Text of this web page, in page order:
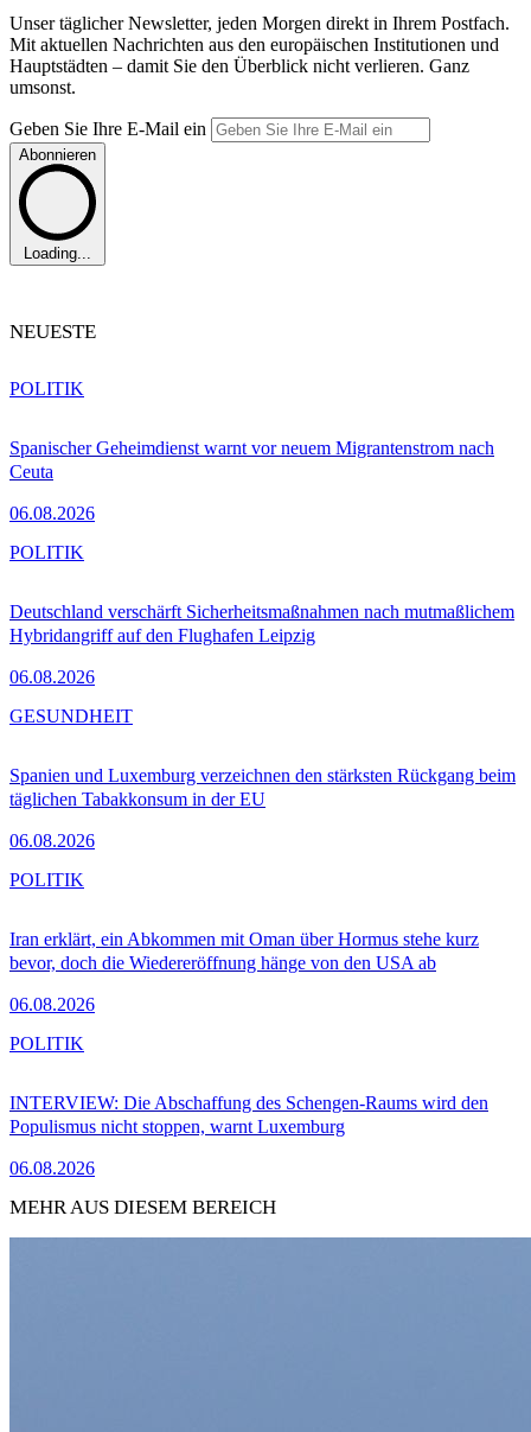
Unser täglicher Newsletter, jeden Morgen direkt in Ihrem Postfach.
Mit aktuellen Nachrichten aus den europäischen Institutionen und
Hauptstädten – damit Sie den Überblick nicht verlieren. Ganz
umsonst.
Geben Sie Ihre E-Mail ein
Abonnieren
Loading...
NEUESTE
Spanischer Geheimdienst warnt vor neuem Migrantenstrom nach
Ceuta
06.08.2026
POLITIK
Deutschland verschärft Sicherheitsmaßnahmen nach mutmaßlichem
Hybridangriff auf den Flughafen Leipzig
06.08.2026
POLITIK
Spanien und Luxemburg verzeichnen den stärksten Rückgang beim
täglichen Tabakkonsum in der EU
06.08.2026
GESUNDHEIT
Iran erklärt, ein Abkommen mit Oman über Hormus stehe kurz
bevor, doch die Wiedereröffnung hänge von den USA ab
06.08.2026
POLITIK
INTERVIEW: Die Abschaffung des Schengen-Raums wird den
Populismus nicht stoppen, warnt Luxemburg
06.08.2026
POLITIK
MEHR AUS DIESEM BEREICH